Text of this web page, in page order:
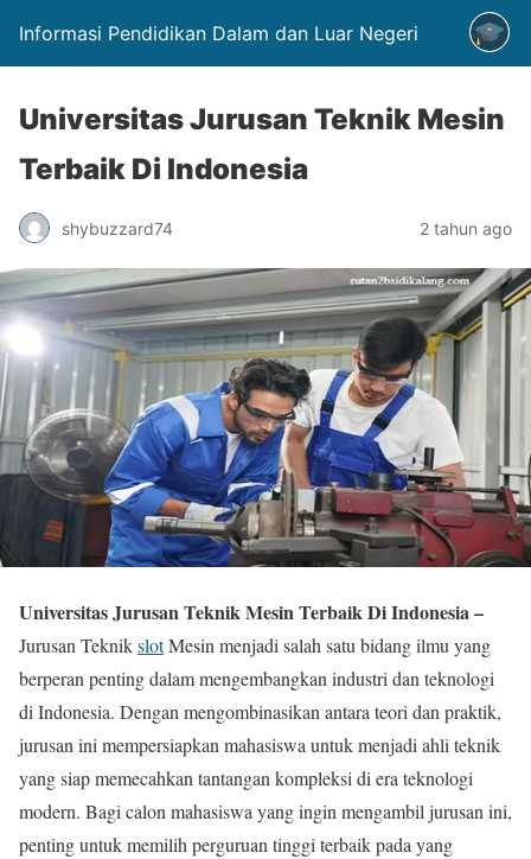
Informasi Pendidikan Dalam dan Luar Negeri
Universitas Jurusan Teknik Mesin
Terbaik Di Indonesia
shybuzzard74 2 tahun ago
Universitas Jurusan Teknik Mesin Terbaik Di Indonesia –
Jurusan TeknikslotMesin menjadi salah satu bidang ilmu yang
berperan penting dalam mengembangkan industri dan teknologi
di Indonesia. Dengan mengombinasikan antara teori dan praktik,
jurusan ini mempersiapkan mahasiswa untuk menjadi ahli teknik
yang siap memecahkan tantangan kompleksi di era teknologi
modern. Bagi calon mahasiswa yang ingin mengambil jurusan ini,
penting untuk memilih perguruan tinggi terbaik pada yang